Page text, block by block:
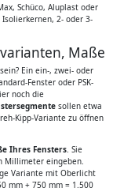
Schüco, Aluplast oder
2- oder 3-
Maße
Ein ein-, zwei- oder
Fenster oder PSK-
noch die
sollen etwa
Kipp-Variante zu öffnen
Ihres Fensters. Sie
Millimeter eingeben.
Variante mit Oberlicht
mm + 750 mm = 1.500